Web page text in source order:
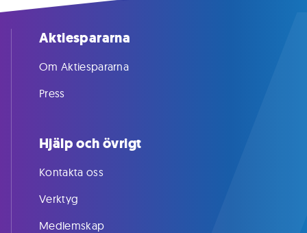
Aktiespararna
Om Aktiespararna
Press
Hjälp och övrigt
Kontakta oss
Verktyg
Medlemskap